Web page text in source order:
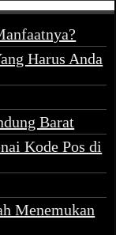
Harus Anda
Barat
Kode Pos di
Menemukan